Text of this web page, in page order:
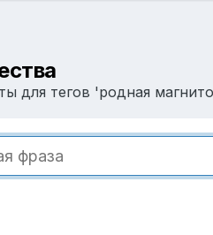
для тегов 'родная